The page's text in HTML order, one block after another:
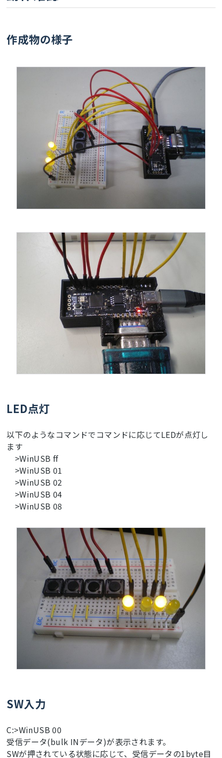
作成物の様子
LED点灯
以下のようなコマンドでコマンドに応じてLEDが点灯し
ます
>WinUSB ff
>WinUSB 01
>WinUSB 02
>WinUSB 04
>WinUSB 08
SW入力
C:>WinUSB 00
受信データ(bulk INデータ)が表示されます。
SWが押されている状態に応じて、受信データの1byte目